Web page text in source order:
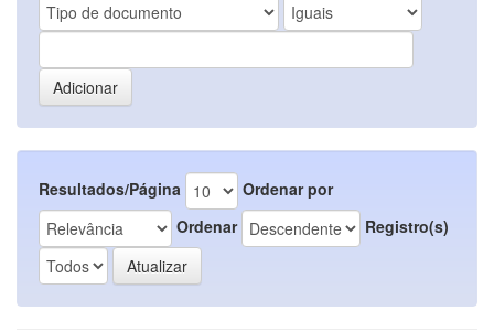
Resultados/Página
Ordenar por
Ordenar
Registro(s)